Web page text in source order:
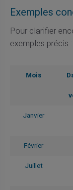
Exemples
Pour clarifier
exemples précis :
Mois
Janvier
Février
Juillet